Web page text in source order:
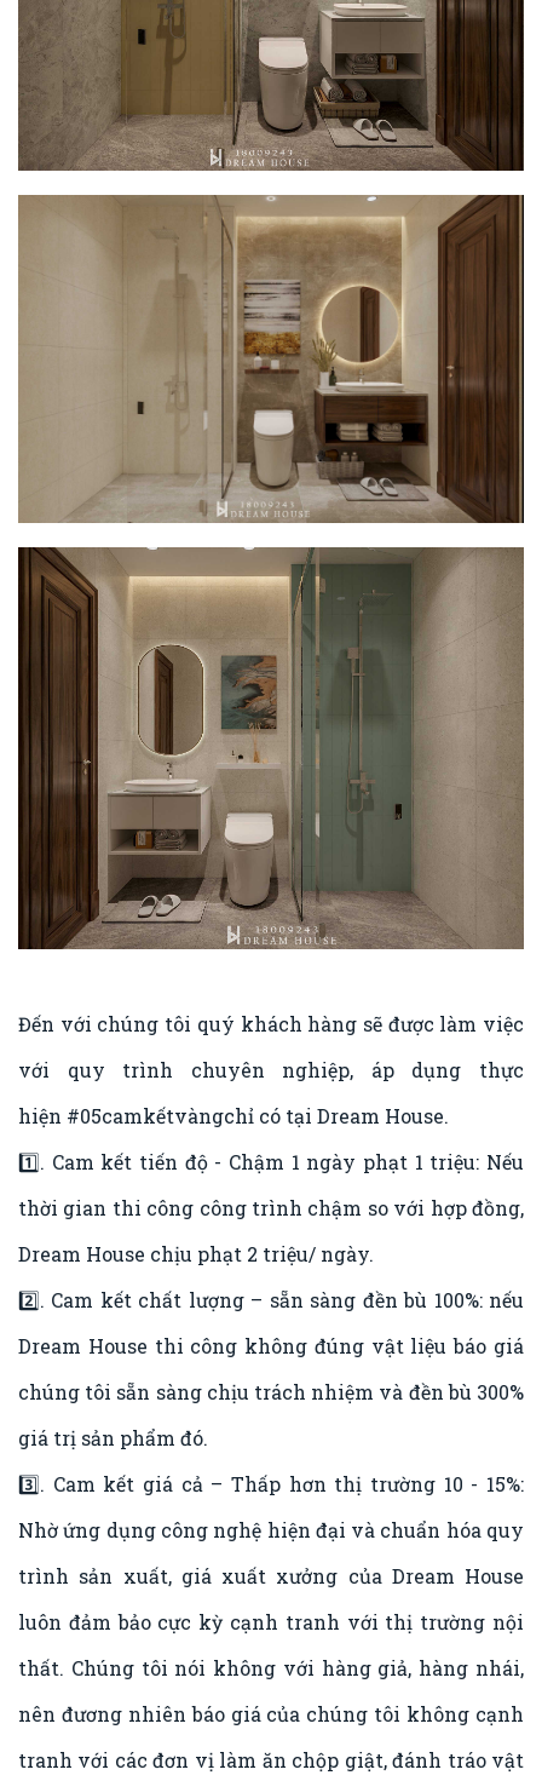
Đến với chúng tôi quý khách hàng sẽ được làm việc
với quy trình chuyên nghiệp, áp dụng thực
hiện #05camkếtvàngchỉ có tại Dream House.
1️⃣. Cam kết tiến độ - Chậm 1 ngày phạt 1 triệu: Nếu
thời gian thi công công trình chậm so với hợp đồng,
Dream House chịu phạt 2 triệu/ ngày.
2️⃣. Cam kết chất lượng – sẵn sàng đền bù 100%: nếu
Dream House thi công không đúng vật liệu báo giá
chúng tôi sẵn sàng chịu trách nhiệm và đền bù 300%
giá trị sản phẩm đó.
3️⃣. Cam kết giá cả – Thấp hơn thị trường 10 - 15%:
Nhờ ứng dụng công nghệ hiện đại và chuẩn hóa quy
trình sản xuất, giá xuất xưởng của Dream House
luôn đảm bảo cực kỳ cạnh tranh với thị trường nội
thất. Chúng tôi nói không với hàng giả, hàng nhái,
nên đương nhiên báo giá của chúng tôi không cạnh
tranh với các đơn vị làm ăn chộp giật, đánh tráo vật